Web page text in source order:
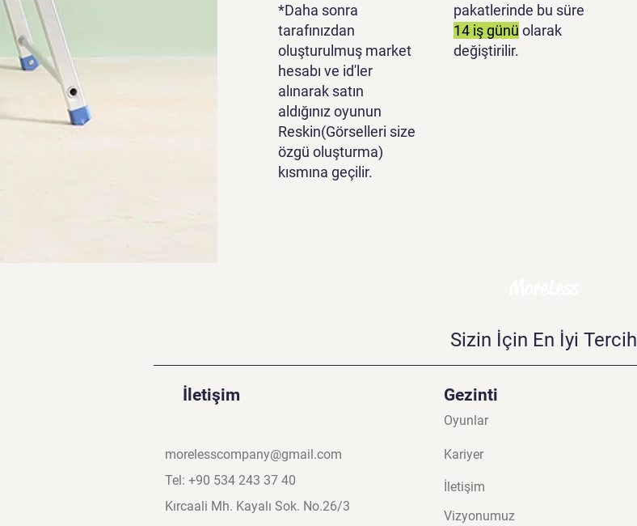
*Daha sonra
tarafınızdan
oluşturulmuş market
hesabı ve id'ler
alınarak satın
aldığınız oyunun
Reskin(Görselleri size
özgü oluşturma)
kısmına geçilir.
pakatlerinde bu süre
14 iş günü olarak
değiştirilir.
Sizin İçin En İyi Tercih
İletişim
morelesscompany@gmail.com
Tel: +90 534 243 37 40
Kırcaali Mh. Kayalı Sok. No.26/3
Gezinti
Oyunlar
Kariyer
İletişim
Vizyonumuz